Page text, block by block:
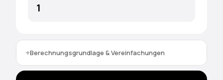
Berechnungsgrundlage & Vereinfachungen